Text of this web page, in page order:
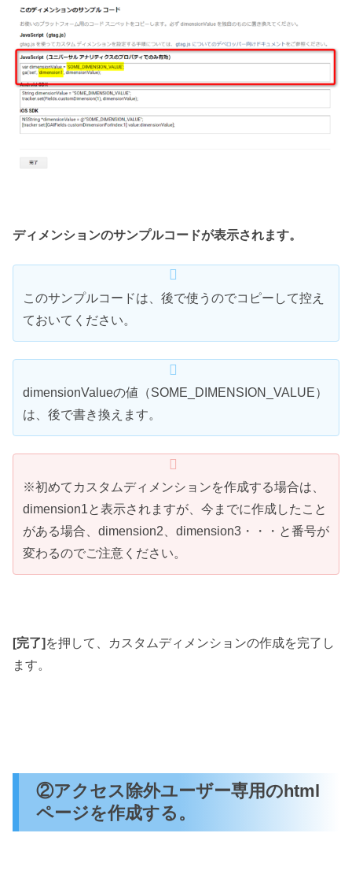
ディメンションのサンプルコードが表示されます。
このサンプルコードは、後で使うのでコピーして控え
ておいてください。
dimensionValueの値（SOME_DIMENSION_VALUE）
は、後で書き換えます。
※初めてカスタムディメンションを作成する場合は、
dimension1と表示されますが、今までに作成したこと
がある場合、dimension2、dimension3・・・と番号が
変わるのでご注意ください。
[完了] を押して、カスタムディメンションの作成を完了し
ます。
②アクセス除外ユーザー専用のhtml
ページを作成する。